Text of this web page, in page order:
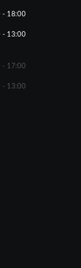
- 18:00
- 13:00
- 17:00
- 13:00